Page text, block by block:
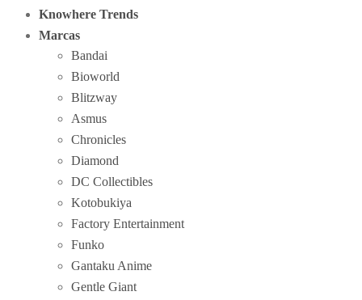
Knowhere Trends
Marcas
Bandai
Bioworld
Blitzway
Asmus
Chronicles
Diamond
DC Collectibles
Kotobukiya
Factory Entertainment
Funko
Gantaku Anime
Gentle Giant